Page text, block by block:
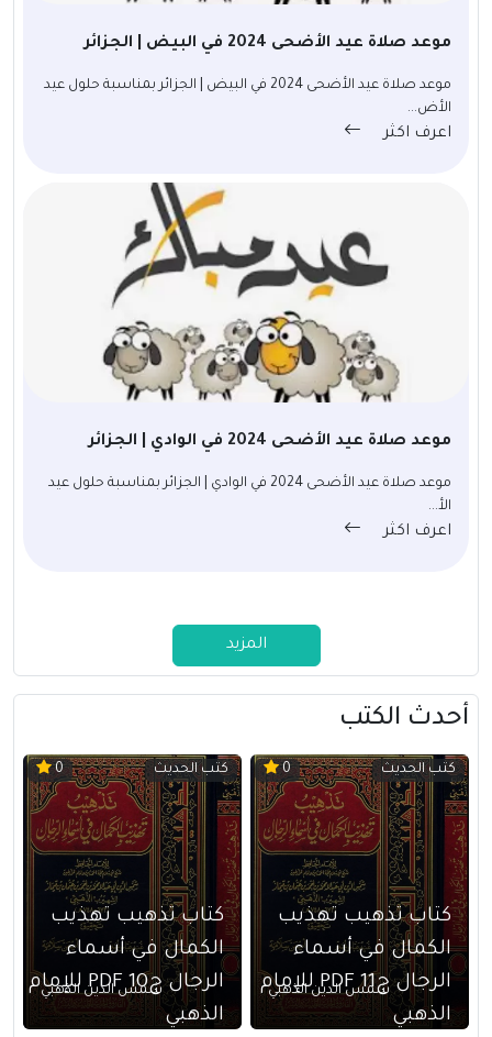
موعد صلاة عيد الأضحى 2024 في البيض | الجزائر
موعد صلاة عيد الأضحى 2024 في البيض | الجزائر بمناسبة حلول عيد
الأض...
اعرف اكثر
موعد صلاة عيد الأضحى 2024 في الوادي | الجزائر
موعد صلاة عيد الأضحى 2024 في الوادي | الجزائر بمناسبة حلول عيد
الأ...
اعرف اكثر
المزيد
أحدث الكتب
كتب الحديث 0
كتاب تذهيب تهذيب
الكمال في أسماء
الرجال ج11 PDF للإمام
الذهبي
شمس الدين الذهبي
كتب الحديث 0
كتاب تذهيب تهذيب
الكمال في أسماء
الرجال ج10 PDF للإمام
الذهبي
شمس الدين الذهبي